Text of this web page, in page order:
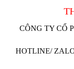
CÔNG TY CỔ
HOTLINE/